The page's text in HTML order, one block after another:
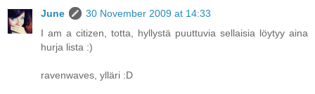
June
30 November 2009 at 14:33
I am a citizen, totta, hyllystä puuttuvia sellaisia löytyy aina
hurja lista :)
ravenwaves, ylläri :D